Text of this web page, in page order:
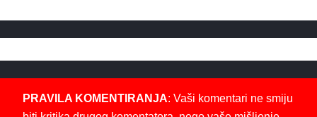
PRAVILA KOMENTIRANJA: Vaši komentari ne smiju